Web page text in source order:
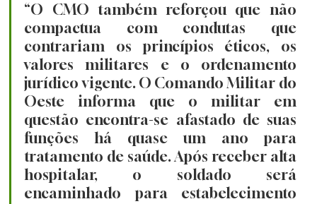
“O CMO também reforçou que não
compactua com condutas que
contrariam os princípios éticos, os
valores militares e o ordenamento
jurídico vigente. O Comando Militar do
Oeste informa que o militar em
questão encontra-se afastado de suas
funções há quase um ano para
tratamento de saúde. Após receber alta
hospitalar, o soldado será
encaminhado para estabelecimento